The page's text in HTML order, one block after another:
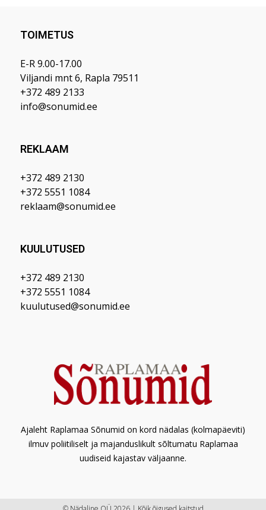
TOIMETUS
E-R 9.00-17.00
Viljandi mnt 6, Rapla 79511
+372 489 2133
info@sonumid.ee
REKLAAM
+372 489 2130
+372 5551 1084
reklaam@sonumid.ee
KUULUTUSED
+372 489 2130
+372 5551 1084
kuulutused@sonumid.ee
Ajaleht Raplamaa Sõnumid on kord nädalas (kolmapäeviti)
ilmuv poliitiliselt ja majanduslikult sõltumatu Raplamaa
uudiseid kajastav väljaanne.